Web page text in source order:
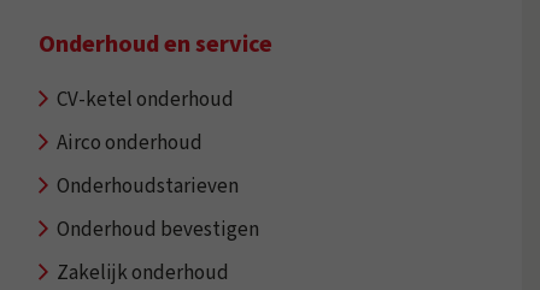
Onderhoud en service
CV-ketel onderhoud
Airco onderhoud
Onderhoudstarieven
Onderhoud bevestigen
Zakelijk onderhoud